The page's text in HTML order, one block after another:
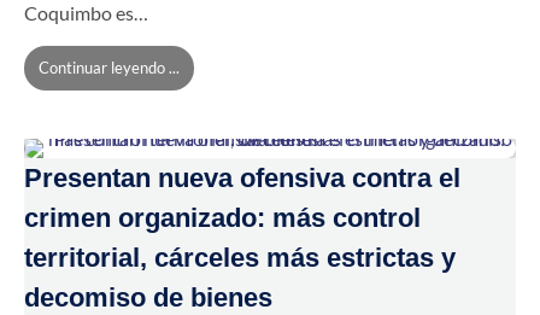
Coquimbo es…
Continuar leyendo ...
Presentan nueva ofensiva contra el
crimen organizado: más control
territorial, cárceles más estrictas y
decomiso de bienes